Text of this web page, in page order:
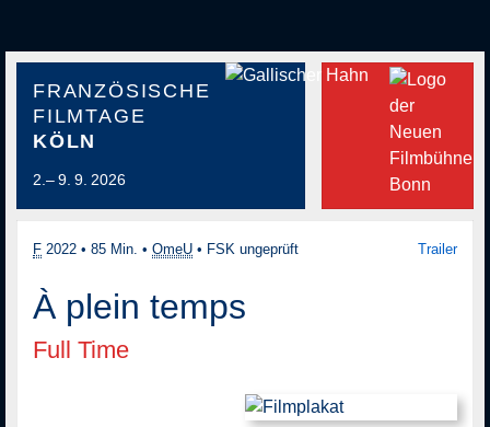
FRANZÖSISCHE
FILMTAGE
KÖLN
2.– 9. 9. 2026
F 2022 • 85 Min. • OmeU • FSK ungeprüft Trailer
À plein temps
Full Time